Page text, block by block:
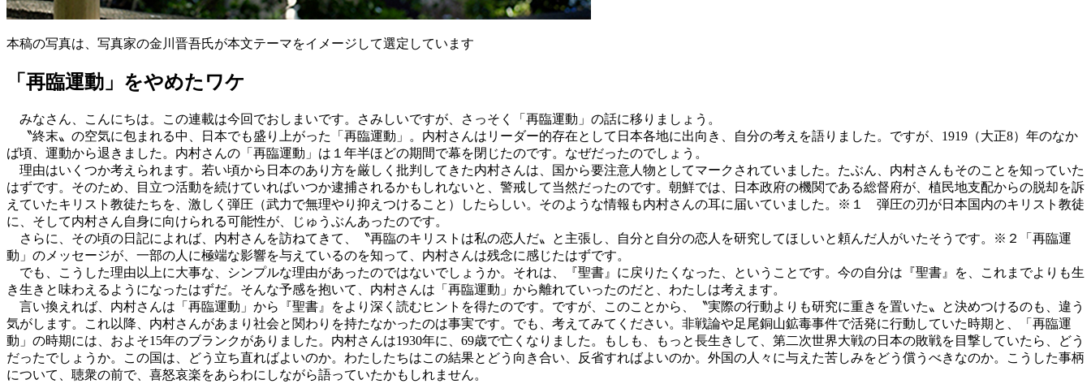
本稿の写真は、写真家の金川晋吾氏が本文テーマをイメージして選定しています
「再臨運動」をやめたワケ
みなさん、こんにちは。この連載は今回でおしまいです。さみしいですが、さっそく「再臨運動」の話に移りましょう。
〝終末〟の空気に包まれる中、日本でも盛り上がった「再臨運動」。内村さんはリーダー的存在として日本各地に出向き、自分の考えを語りました。ですが、1919（大正8）年のなか
ば頃、運動から退きました。内村さんの「再臨運動」は１年半ほどの期間で幕を閉じたのです。なぜだったのでしょう。
理由はいくつか考えられます。若い頃から日本のあり方を厳しく批判してきた内村さんは、国から要注意人物としてマークされていました。たぶん、内村さんもそのことを知っていた
はずです。そのため、目立つ活動を続けていればいつか逮捕されるかもしれないと、警戒して当然だったのです。朝鮮では、日本政府の機関である総督府が、植民地支配からの脱却を訴
えていたキリスト教徒たちを、激しく弾圧（武力で無理やり抑えつけること）したらしい。そのような情報も内村さんの耳に届いていました。
※１
弾圧の刃が日本国内のキリスト教徒
に、そして内村さん自身に向けられる可能性が、じゅうぶんあったのです。
さらに、その頃の日記によれば、内村さんを訪ねてきて、〝再臨のキリストは私の恋人だ〟と主張し、自分と自分の恋人を研究してほしいと頼んだ人がいたそうです。
※２
「再臨運
動」のメッセージが、一部の人に極端な影響を与えているのを知って、内村さんは残念に感じたはずです。
でも、こうした理由以上に大事な、シンプルな理由があったのではないでしょうか。それは、『聖書』に戻りたくなった、ということです。今の自分は『聖書』を、これまでよりも生
き生きと味わえるようになったはずだ。そんな予感を抱いて、内村さんは「再臨運動」から離れていったのだと、わたしは考えます。
言い換えれば、内村さんは「再臨運動」から『聖書』をより深く読むヒントを得たのです。ですが、このことから、〝実際の行動よりも研究に重きを置いた〟と決めつけるのも、違う
気がします。これ以降、内村さんがあまり社会と関わりを持たなかったのは事実です。でも、考えてみてください。非戦論や足尾銅山鉱毒事件で活発に行動していた時期と、「再臨運
動」の時期には、およそ15年のブランクがありました。内村さんは1930年に、69歳で亡くなりました。もしも、もっと長生きして、第二次世界大戦の日本の敗戦を目撃していたら、どう
だったでしょうか。この国は、どう立ち直ればよいのか。わたしたちはこの結果とどう向き合い、反省すればよいのか。外国の人々に与えた苦しみをどう償うべきなのか。こうした事柄
について、聴衆の前で、喜怒哀楽をあらわにしながら語っていたかもしれません。